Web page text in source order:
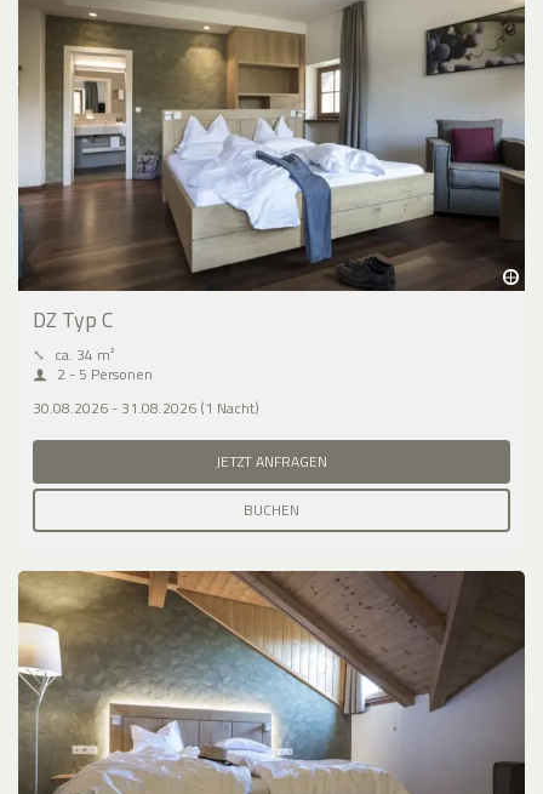
DZ Typ C
⤡ ca. 34 m²
2 - 5 Personen
30.08.2026 - 31.08.2026 (1 Nacht)
JETZT ANFRAGEN
BUCHEN